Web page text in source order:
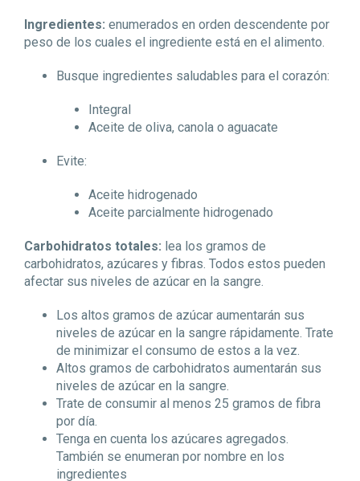
Ingredientes: enumerados en orden descendente por
peso de los cuales el ingrediente está en el alimento.
Busque ingredientes saludables para el corazón:
Integral
Aceite de oliva, canola o aguacate
Evite:
Aceite hidrogenado
Aceite parcialmente hidrogenado
Carbohidratos totales: lea los gramos de
carbohidratos, azúcares y fibras. Todos estos pueden
afectar sus niveles de azúcar en la sangre.
Los altos gramos de azúcar aumentarán sus
niveles de azúcar en la sangre rápidamente. Trate
de minimizar el consumo de estos a la vez.
Altos gramos de carbohidratos aumentarán sus
niveles de azúcar en la sangre.
Trate de consumir al menos 25 gramos de fibra
por día.
Tenga en cuenta los azúcares agregados.
También se enumeran por nombre en los
ingredientes